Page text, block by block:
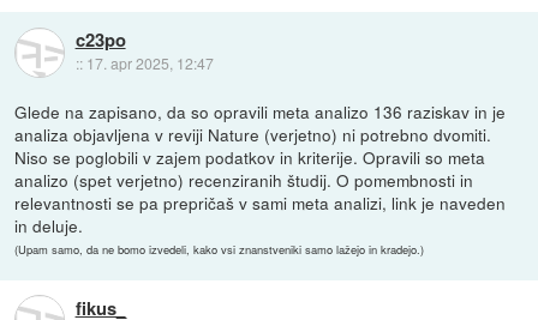
c23po
:: 17. apr 2025, 12:47
Glede na zapisano, da so opravili meta analizo 136 raziskav in je
analiza objavljena v reviji Nature (verjetno) ni potrebno dvomiti.
Niso se poglobili v zajem podatkov in kriterije. Opravili so meta
analizo (spet verjetno) recenziranih študij. O pomembnosti in
relevantnosti se pa prepričaš v sami meta analizi, link je naveden
in deluje.
(Upam samo, da ne bomo izvedeli, kako vsi znanstveniki samo lažejo in kradejo.)
fikus_